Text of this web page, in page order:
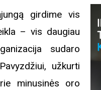
girdime vis
– vis daugiau
sudaro
užkurti
minusinės oro